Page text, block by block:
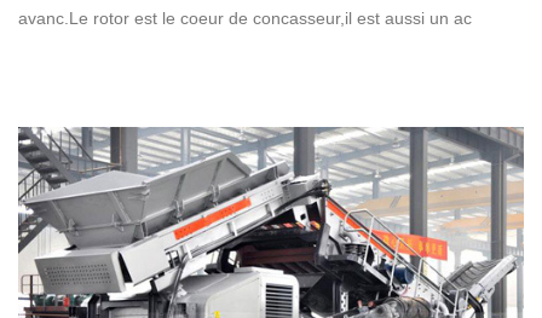
avanc.Le rotor est le coeur de concasseur,il est aussi un ac